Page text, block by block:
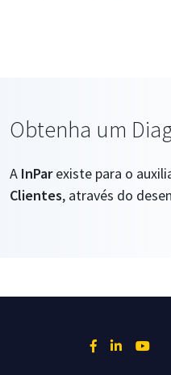
Obtenha um
A InParexiste para o
Clientes, através do